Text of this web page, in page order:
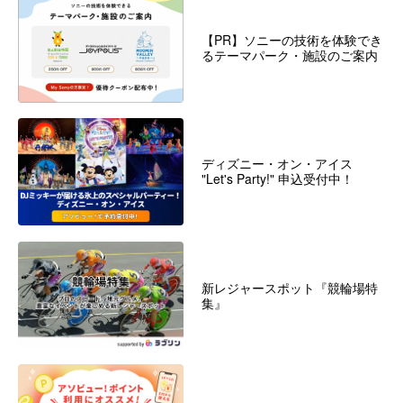
【PR】ソニーの技術を体験でき
るテーマパーク・施設のご案内
ディズニー・オン・アイス
"Let's Party!" 申込受付中！
新レジャースポット『競輪場特
集』